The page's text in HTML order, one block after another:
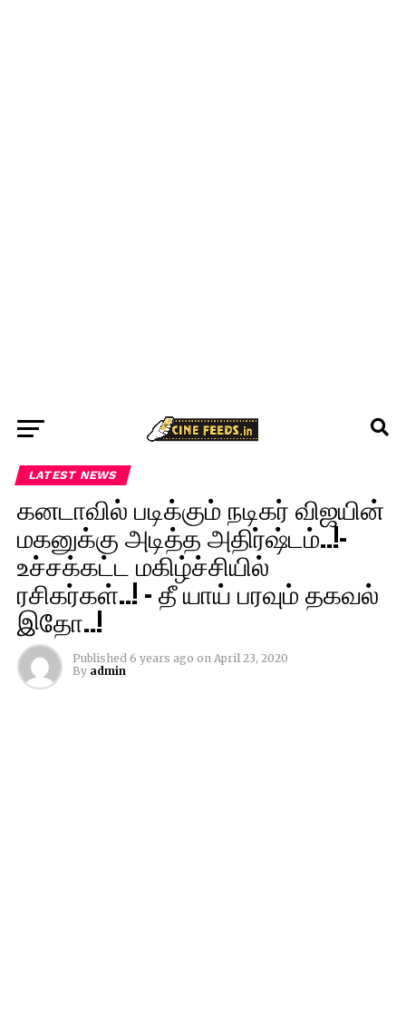
LATEST NEWS
கனடாவில் படிக்கும் நடிகர் விஜயின்
மகனுக்கு அடித்த அதிர்ஷ்டம்..!-
உச்சக்கட்ட மகிழ்ச்சியில்
ரசிகர்கள்..! – தீ யாய் பரவும் தகவல்
இதோ..!
Published 6 years ago on April 23, 2020
By admin